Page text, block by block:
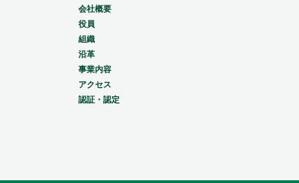
会社概要
役員
組織
沿革
事業内容
アクセス
認証・認定